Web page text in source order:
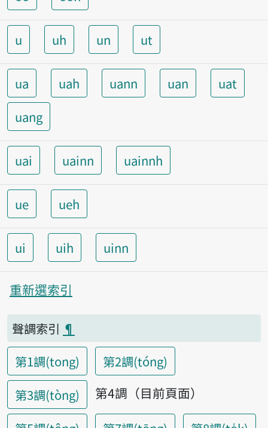
u uh un ut
ua uah uann uan
uat
uang
uai uainn uainnh
ue ueh
ui uih uinn
重新選索引
聲調索引 ¶
第1調(tong)
第2調(tóng)
第3調(tòng)
第4調（目前頁面）